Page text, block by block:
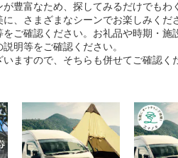
豊富なため、探してみるだけでも
、さまざまなシーンでお楽しみく
ご確認ください。お礼品や時期・
明等をご確認ください。
ますので、そちらも併せてご確認く